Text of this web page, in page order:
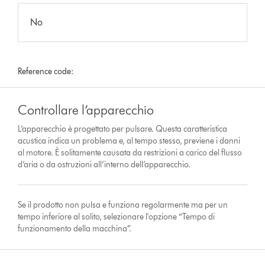
No
Reference code:
Controllare l’apparecchio
L’apparecchio è progettato per pulsare. Questa caratteristica
acustica indica un problema e, al tempo stesso, previene i danni
al motore. È solitamente causata da restrizioni a carico del flusso
d’aria o da ostruzioni all’interno dell’apparecchio.
Se il prodotto non pulsa e funziona regolarmente ma per un
tempo inferiore al solito, selezionare l'opzione “Tempo di
funzionamento della macchina”.